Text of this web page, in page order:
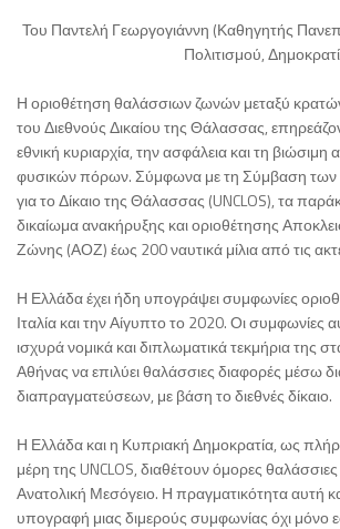
Του Παντελή Γεωργογιάννη (Καθηγητής
Πολιτισμού,
Η οριοθέτηση θαλάσσιων ζωνών μεταξύ
του Διεθνούς Δικαίου της Θάλασσας,
εθνική κυριαρχία, την ασφάλεια και τη βιώσιμη
φυσικών πόρων. Σύμφωνα με τη Σύμβαση
για το Δίκαιο της Θάλασσας (UNCLOS), τα
δικαίωμα ανακήρυξης και οριοθέτησης
Ζώνης (ΑΟΖ) έως 200 ναυτικά μίλια από τις
Η Ελλάδα έχει ήδη υπογράψει συμφωνίες
Ιταλία και την Αίγυπτο το 2020. Οι συμφωνίες
ισχυρά νομικά και διπλωματικά τεκμήρια της
Αθήνας να επιλύει θαλάσσιες διαφορές μέσω
διαπραγματεύσεων, με βάση το διεθνές δίκαιο.
Η Ελλάδα και η Κυπριακή Δημοκρατία, ως
μέρη της UNCLOS, διαθέτουν όμορες
Ανατολική Μεσόγειο. Η πραγματικότητα αυτή
υπογραφή μιας διμερούς συμφωνίας όχι μόνο